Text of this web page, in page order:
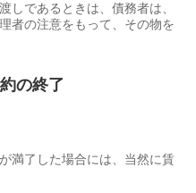
しであるときは、債務者は、
者の注意をもって、その物を
の終了
満了した場合には、当然に賃